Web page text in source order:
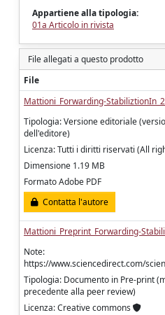
Appartiene alla tipologia:
01a Articolo in rivista
File allegati a questo prodotto
File
Mattioni_Forwarding-
Tipologia: Versione editoriale
dell'editore)
Licenza: Tutti i diritti riservati (All
Dimensione 1.19 MB
Formato Adobe PDF
Contatta l'autore
Mattioni_Preprint_Forwarding-
Note:
https://www.sciencedirect.com/
Tipologia: Documento in Pre-print
precedente alla peer review)
Licenza: Creative commons